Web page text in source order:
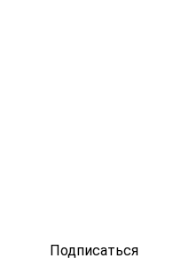
Подписаться